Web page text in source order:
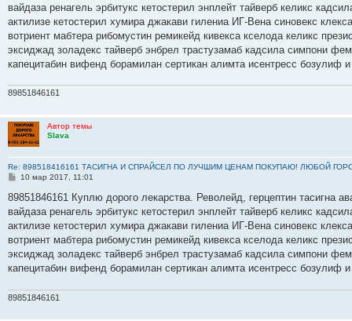
щ
е
и
е
вайдаза ренагель эрбитукс кетостерил энплейт тайверб келикс
актилизе кетостерил хумира джакави гилениа ИГ-Вена синовекс
вотриент мабтера рибомустин ремикейд кивекса кселода келикс
эксиджад золадекс тайверб энбрел трастузамаб кадсила симпони
капецитабин вифенд борамилан сертикан алимта исентресс бозулиф
89851846161
Автор темы
Slava
Re: 898518416161 ТАСИГНА И СПРАЙСЕЛ ПО ЛУЧШИМ ЦЕНАМ ПОКУПАЮ! ЛЮБОЙ
С
о
щ
е
и
е
10 мар 2017, 11:01
89851846161 Куплю дорого лекарства. Револейд, герцептин тасигна
вайдаза ренагель эрбитукс кетостерил энплейт тайверб келикс
актилизе кетостерил хумира джакави гилениа ИГ-Вена синовекс
вотриент мабтера рибомустин ремикейд кивекса кселода келикс
эксиджад золадекс тайверб энбрел трастузамаб кадсила симпони
капецитабин вифенд борамилан сертикан алимта исентресс бозулиф
89851846161